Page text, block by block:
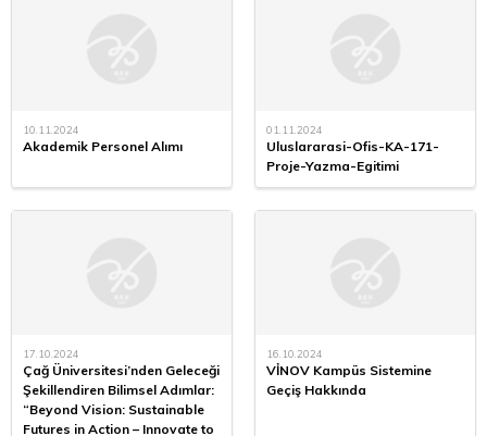
10.11.2024
Akademik Personel Alımı
01.11.2024
Uluslararasi-Ofis-KA-171-
Proje-Yazma-Egitimi
17.10.2024
Çağ Üniversitesi’nden Geleceği
Şekillendiren Bilimsel Adımlar:
“Beyond Vision: Sustainable
Futures in Action – Innovate to
16.10.2024
VİNOV Kampüs Sistemine
Geçiş Hakkında